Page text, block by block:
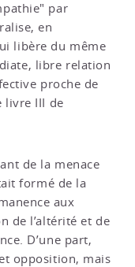
par
en
libère du même
libre relation
proche de
livre III de
de la menace
formé de la
aux
de l’altérité et de
D’une part,
opposition, mais